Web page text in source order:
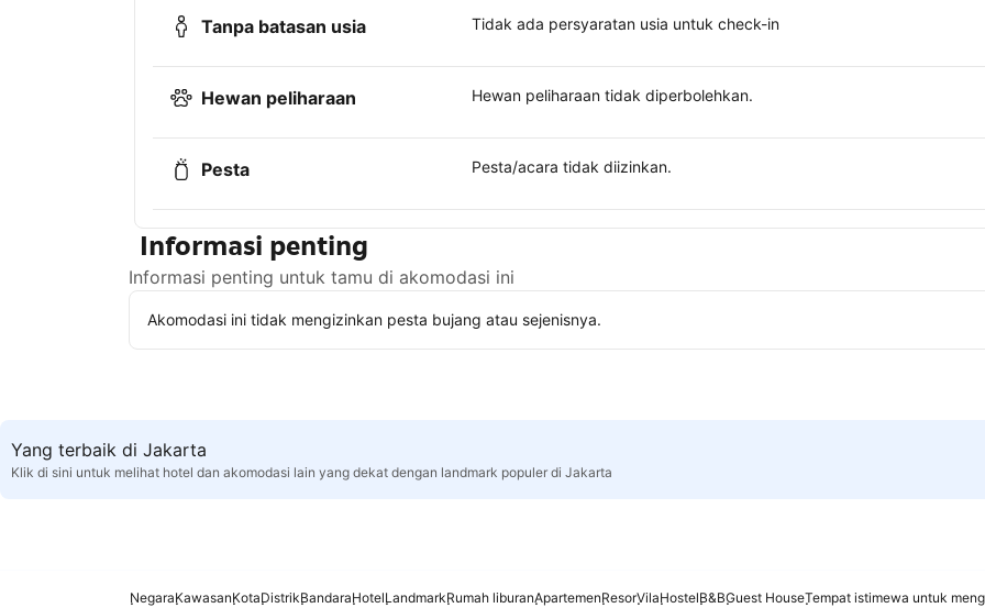
Tanpa batasan usia Tidak ada persyaratan usia untuk check-in
Hewan peliharaan Hewan peliharaan tidak diperbolehkan.
Pesta Pesta/acara tidak diizinkan.
Informasi penting
Informasi penting untuk tamu di akomodasi ini
Akomodasi ini tidak mengizinkan pesta bujang atau sejenisnya.
Yang terbaik di Jakarta
Klik di sini untuk melihat hotel dan akomodasi lain yang dekat dengan landmark populer di Jakarta
NegaraKawasanKotaDistrikBandaraHotelLandmarkRumah liburanApartemenResorVilaHostelB&BGuest HouseTempat istimewa untuk